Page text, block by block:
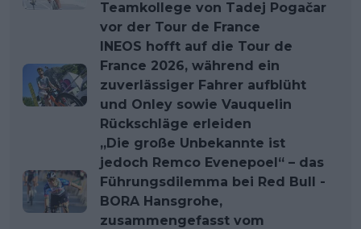
Teamkollege von Tadej Pogačar
vor der Tour de France
INEOS hofft auf die Tour de
France 2026, während ein
zuverlässiger Fahrer aufblüht
und Onley sowie Vauquelin
Rückschläge erleiden
„Die große Unbekannte ist
jedoch Remco Evenepoel“ – das
Führungsdilemma bei Red Bull -
BORA Hansgrohe,
zusammengefasst vom